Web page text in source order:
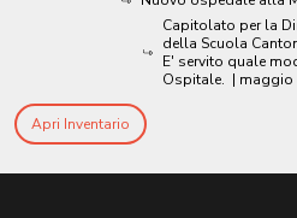
Capitolato per la
della Scuola
E' servito quale
Ospitale. | maggio
Apri Inventario